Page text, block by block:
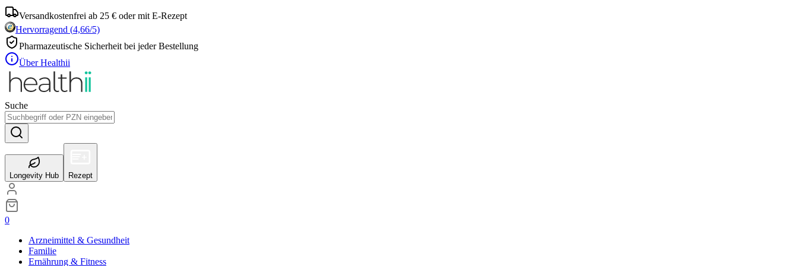
Versandkostenfrei ab 25 € oder mit E-Rezept
Hervorragend (4,66/5)
Pharmazeutische Sicherheit bei jeder Bestellung
Über Healthii
Suche
Longevity Hub Rezept
0
Arzneimittel & Gesundheit
Familie
Ernährung & Fitness